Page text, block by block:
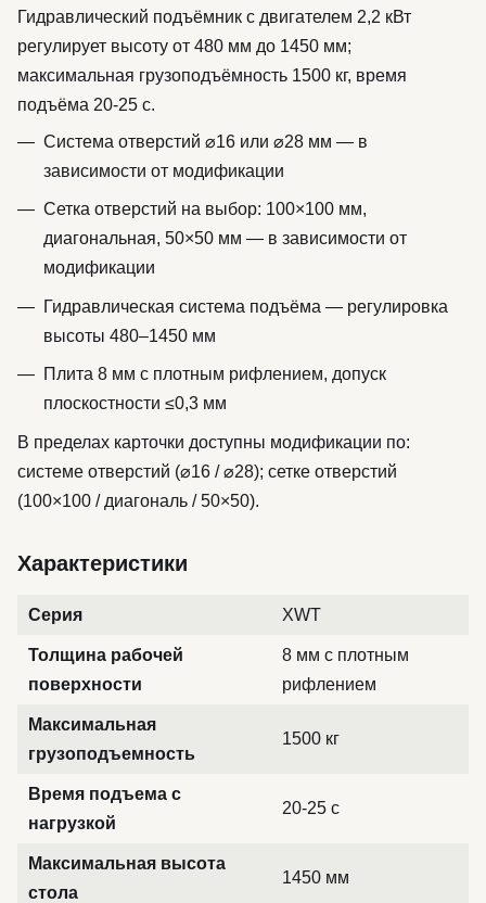
Гидравлический подъёмник с двигателем 2,2 кВт
регулирует высоту от 480 мм до 1450 мм;
максимальная грузоподъёмность 1500 кг, время
подъёма 20-25 с.
Система отверстий ⌀16 или ⌀28 мм — в
зависимости от модификации
Сетка отверстий на выбор: 100×100 мм,
диагональная, 50×50 мм — в зависимости от
модификации
Гидравлическая система подъёма — регулировка
высоты 480–1450 мм
Плита 8 мм с плотным рифлением, допуск
плоскостности ≤0,3 мм
В пределах карточки доступны модификации по:
системе отверстий (⌀16 / ⌀28); сетке отверстий
(100×100 / диагональ / 50×50).
Характеристики
Серия XWT
Толщина рабочей
поверхности
8 мм с плотным
рифлением
Максимальная
грузоподъемность
1500 кг
Время подъема с
нагрузкой
20-25 с
Максимальная высота
стола
1450 мм